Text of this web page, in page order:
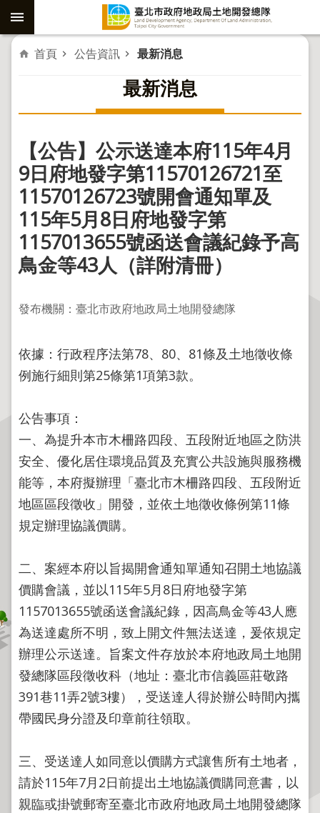
跳到主要內容區塊
進
社
子
公
工
逕
為
分
圖
成
果
供
應
應
用
政
府
資
訊
公
開
告
資
訊
首頁 公告資訊 最新消息
最新消息
【公告】公示送達本府115年4月
9日府地發字第11570126721至
11570126723號開會通知單及
115年5月8日府地發字第
1157013655號函送會議紀錄予高
鳥金等43人（詳附清冊）
發布機關：臺北市政府地政局土地開發總隊
依據：行政程序法第78、80、81條及土地徵收條
例施行細則第25條第1項第3款。
公告事項：
一、為提升本市木柵路四段、五段附近地區之防洪
安全、優化居住環境品質及充實公共設施與服務機
能等，本府擬辦理「臺北市木柵路四段、五段附近
地區區段徵收」開發，並依土地徵收條例第11條
規定辦理協議價購。
二、案經本府以旨揭開會通知單通知召開土地協議
價購會議，並以115年5月8日府地發字第
1157013655號函送會議紀錄，因高鳥金等43人應
為送達處所不明，致上開文件無法送達，爰依規定
辦理公示送達。旨案文件存放於本府地政局土地開
發總隊區段徵收科（地址：臺北市信義區莊敬路
391巷11弄2號3樓），受送達人得於辦公時間內攜
帶國民身分證及印章前往領取。
三、受送達人如同意以價購方式讓售所有土地者，
請於115年7月2日前提出土地協議價購同意書，以
親臨或掛號郵寄至臺北市政府地政局土地開發總隊